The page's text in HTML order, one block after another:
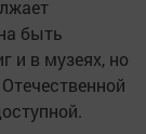
быть
и в музеях, но